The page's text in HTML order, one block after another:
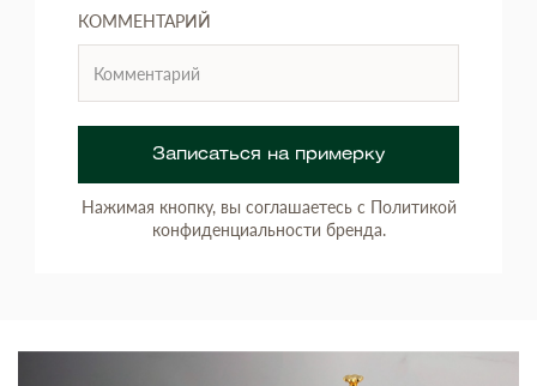
КОММЕНТАРИЙ
Записаться на примерку
Нажимая кнопку, вы соглашаетесь с Политикой
конфиденциальности бренда.